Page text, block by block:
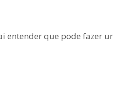
entender que pode fazer